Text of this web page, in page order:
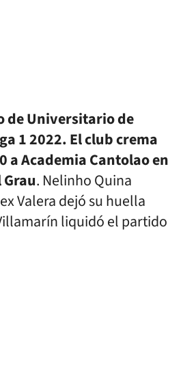
de Universitario de
1 2022. El club crema
a Academia Cantolao en
. Nelinho Quina
Valera dejó su huella
liquidó el partido